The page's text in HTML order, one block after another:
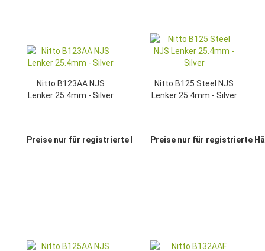
Nitto B123AA NJS
Lenker 25.4mm - Silver
Preise nur für registrierte Händler sichtbar
Nitto B125 Steel NJS
Lenker 25.4mm - Silver
Preise nur für registrierte